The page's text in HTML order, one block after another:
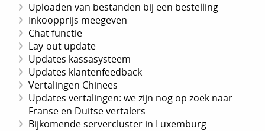
Uploaden van bestanden bij een bestelling
Inkoopprijs meegeven
Chat functie
Lay-out update
Updates kassasysteem
Updates klantenfeedback
Vertalingen Chinees
Updates vertalingen: we zijn nog op zoek naar
Franse en Duitse vertalers
Bijkomende servercluster in Luxemburg